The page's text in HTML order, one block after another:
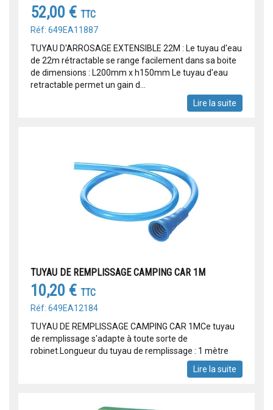
52,00 € TTC
Réf: 649EA11887
TUYAU D'ARROSAGE EXTENSIBLE 22M : Le tuyau d'eau
de 22m rétractable se range facilement dans sa boite
de dimensions : L200mm x h150mm Le tuyau d'eau
retractable permet un gain d...
Lire la suite
TUYAU DE REMPLISSAGE CAMPING CAR 1M
10,20 € TTC
Réf: 649EA12184
TUYAU DE REMPLISSAGE CAMPING CAR 1MCe tuyau
de remplissage s'adapte à toute sorte de
robinet.Longueur du tuyau de remplissage : 1 mètre
Lire la suite